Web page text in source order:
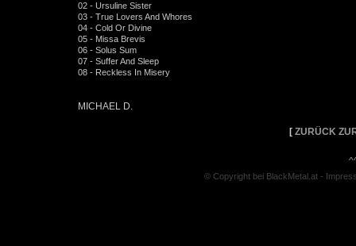
02 - Ursuline Sister
03 - True Lovers And Whores
04 - Cold Or Divine
05 - Missa Brevis
06 - Solus Sum
07 - Suffer And Sleep
08 - Reckless In Misery
MICHAEL D.
[ ZURÜCK
© Copyright bei BlackMetal.at -